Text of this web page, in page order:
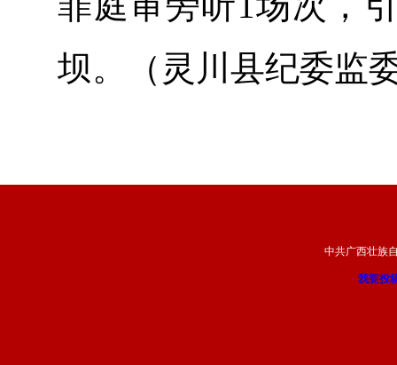
坝。（灵川县纪委监
中共广西壮族
我要投